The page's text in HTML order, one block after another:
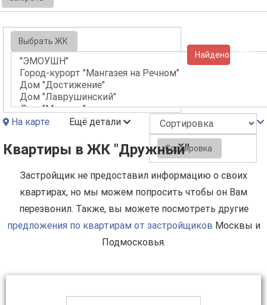
Выбрать ЖК
Найдено (9754)
На карте Ещё детали
Сортировка
Квартиры в ЖК "Дружный"
Застройщик не предоставил информацию о своих
квартирах, но мы можем попросить чтобы он Вам
перезвонил. Также, вы можете посмотреть другие
предложения по квартирам от застройщиков Москвы и
Подмосковья.